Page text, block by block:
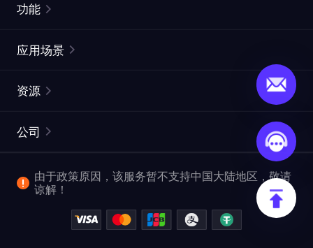
静态住宅代理
网页抓取 API
视频下载 API
功能
ISP代理
ProxySite
应用场景
市场研究
爬行和索引
查看全部使用场景
资源
常见问题解答
位置
公司
企业服务
反洗钱合规计划
由于政策原因，该服务暂不支持中国大陆地区，敬请
谅解！